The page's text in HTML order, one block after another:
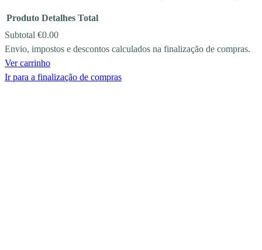
PRODUCTS
IN
Produto Detalhes Total
Subtotal €0.00
Envio, impostos e descontos calculados na finalização de compras.
Ver carrinho
Ir para a finalização de compras